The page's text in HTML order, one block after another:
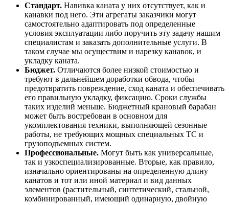
Стандарт. Навивка каната у них отсутствует, как и
канавки под него. Эти агрегаты заказчики могут
самостоятельно адаптировать под определенные
условия эксплуатации либо поручить эту задачу нашим
специалистам и заказать дополнительные услуги. В
таком случае мы осуществим и нарезку канавок, и
укладку каната.
Бюджет. Отличаются более низкой стоимостью и
требуют в дальнейшем доработки обвода, чтобы
предотвратить повреждение, сход каната и обеспечивать
его правильную укладку, фиксацию. Сроки службы
таких изделий меньше. Бюджетный крановый барабан
может быть востребован в основном для
укомплектования техники, выполняющей сезонные
работы, не требующих мощных специальных ТС и
грузоподъемных систем.
Профессиональные. Могут быть как универсальные,
так и узкоспециализированные. Вторые, как правило,
изначально ориентированы на определенную длину
канатов и тот или иной материал и вид данных
элементов (растительный, синтетический, стальной,
комбинированный, имеющий одинарную, двойную